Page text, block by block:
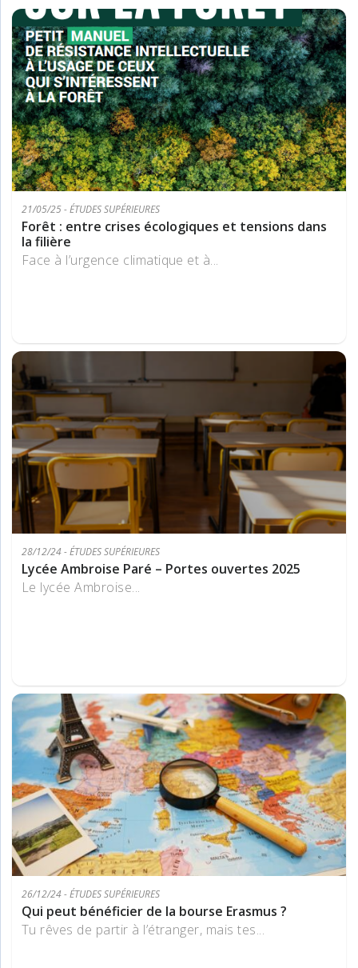
21/05/25 - ÉTUDES SUPÉRIEURES
Forêt : entre crises écologiques et tensions dans
la filière
Face à l’urgence climatique et à...
28/12/24 - ÉTUDES SUPÉRIEURES
Lycée Ambroise Paré – Portes ouvertes 2025
Le lycée Ambroise...
26/12/24 - ÉTUDES SUPÉRIEURES
Qui peut bénéficier de la bourse Erasmus ?
Tu rêves de partir à l’étranger, mais tes...